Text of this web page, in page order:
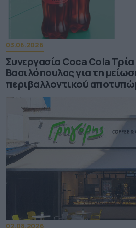
03.08.2026
Συνεργασία Coca Cola
Βασιλόπουλος για τη
περιβαλλοντικού
02.08.2026